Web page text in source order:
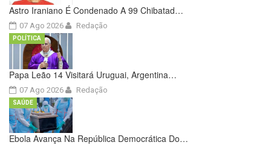
Astro Iraniano É Condenado A 99 Chibatad…
07 Ago 2026 Redação
Papa Leão 14 Visitará Uruguai, Argentina…
07 Ago 2026
POLÍTICA
Redação
Ebola Avança Na República Democrática Do…
SAÚDE